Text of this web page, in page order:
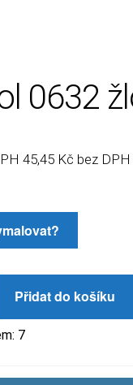
0632
45,45 Kč bez DPH
Přidat do košíku
7